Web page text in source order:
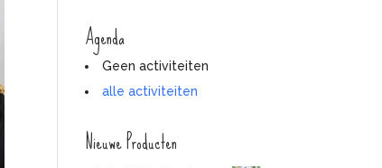
Agenda
Geen activiteiten
alle activiteiten
Nieuwe Producten